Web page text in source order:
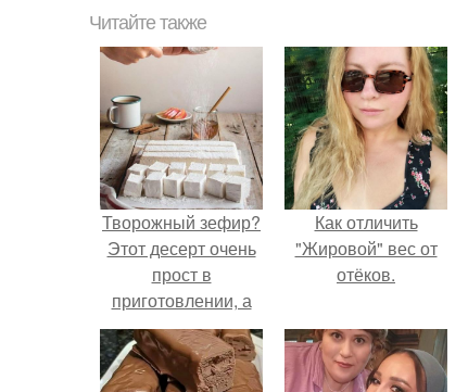
Читайте также
Творожный зефир?
Этот десерт очень
прост в
приготовлении, а
по вкусу он
напоминает самый
настоящий зефир!
Как отличить
"Жировой" вес от
отёков.